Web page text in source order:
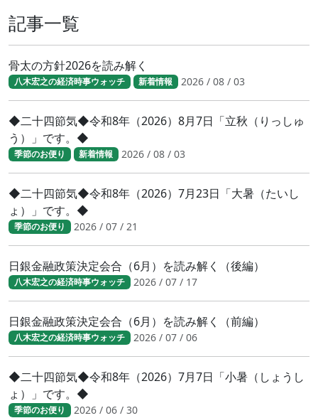
記事一覧
骨太の方針2026を読み解く
八木宏之の経済時事ウォッチ 新着情報 2026 / 08 / 03
◆二十四節気◆令和8年（2026）8月7日「立秋（りっしゅ
う）」です。◆
季節のお便り 新着情報 2026 / 08 / 03
◆二十四節気◆令和8年（2026）7月23日「大暑（たいし
ょ）」です。◆
季節のお便り 2026 / 07 / 21
日銀金融政策決定会合（6月）を読み解く（後編）
八木宏之の経済時事ウォッチ 2026 / 07 / 17
日銀金融政策決定会合（6月）を読み解く（前編）
八木宏之の経済時事ウォッチ 2026 / 07 / 06
◆二十四節気◆令和8年（2026）7月7日「小暑（しょうし
ょ）」です。◆
季節のお便り 2026 / 06 / 30